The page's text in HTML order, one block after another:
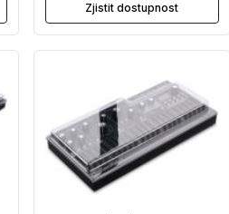
Zjistit dostupnost